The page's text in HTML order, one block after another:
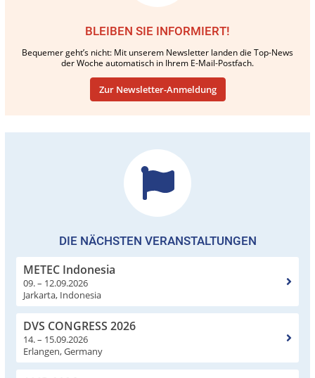
BLEIBEN SIE INFORMIERT!
Bequemer geht’s nicht: Mit unserem Newsletter landen die Top-News
der Woche automatisch in Ihrem E-Mail-Postfach.
Zur Newsletter-Anmeldung
DIE NÄCHSTEN VERANSTALTUNGEN
METEC Indonesia
09. – 12.09.2026
Jarkarta, Indonesia
DVS CONGRESS 2026
14. – 15.09.2026
Erlangen, Germany